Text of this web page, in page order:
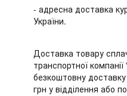
- адресна доставка
України.
Доставка товару
транспортної
безкоштовну
грн у відділення або